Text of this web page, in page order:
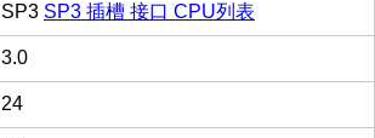
SP3 SP3 插槽 接口 CPU列表
3.0
24